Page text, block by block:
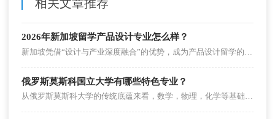
相关文章推荐
2026年新加坡留学产品设计专业怎么样？
俄罗斯莫斯科国立大学有哪些特色专业？
从俄罗斯莫斯科大学的传统底蕴来看，数学，物理，化学等基础科学和文学都是学校的王牌专业。那么俄罗斯莫斯科大学还有那些特色专业呢？